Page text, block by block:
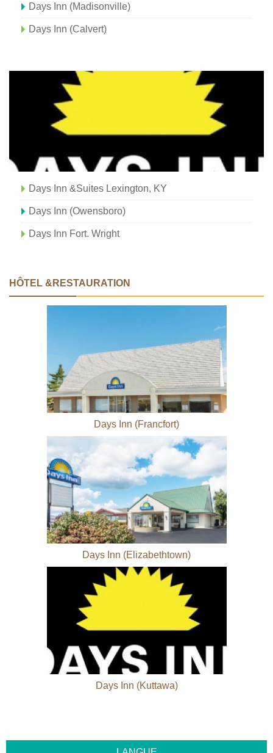
Days Inn (Madisonville)
Days Inn (Calvert)
Days Inn &Suites Lexington, KY
Days Inn (Owensboro)
Days Inn Fort. Wright
HÔTEL &RESTAURATION
Days Inn (Francfort)
Days Inn (Elizabethtown)
Days Inn (Kuttawa)